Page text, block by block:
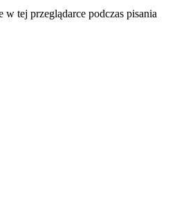
w tej przeglądarce podczas pisania